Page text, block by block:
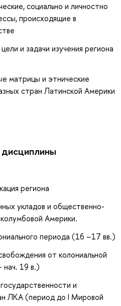
социально и личностно
происходящие в
и задачи изучения региона
матрицы и этнические
стран Латинской Америки
региона
укладов и общественно-
Америки.
периода (16 –17 вв.)
от колониальной
нач. 19 в.)
и
ЛКА (период до I Мировой